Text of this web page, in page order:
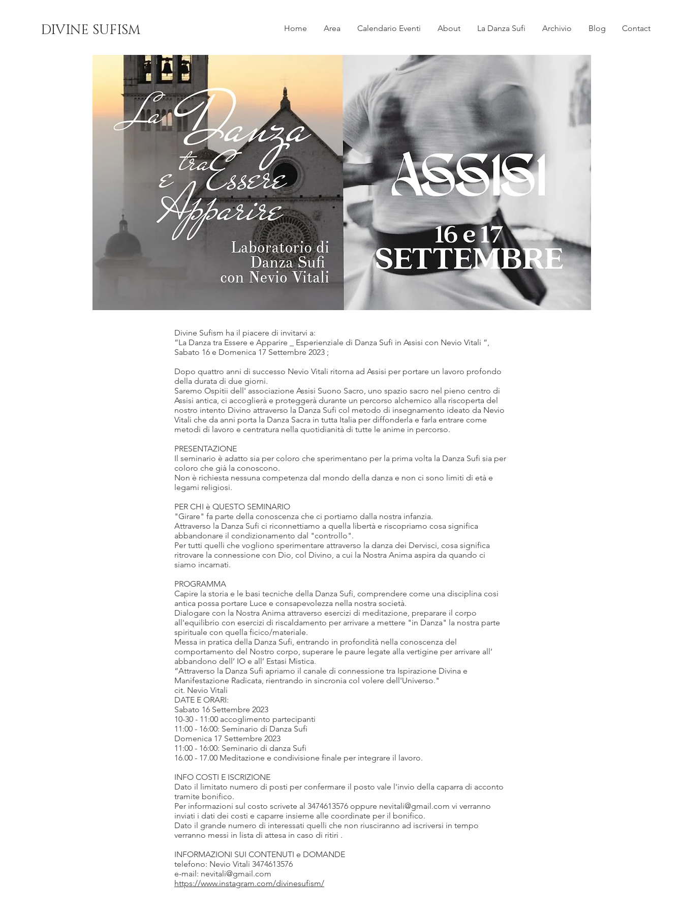
DIVINE SUFISM Home Area Calendario Eventi About La Danza Sufi Archivio Blog Contact
Divine Sufism ha il piacere di invitarvi a:
”La Danza tra Essere e Apparire _ Esperienziale di Danza Sufi in Assisi con Nevio Vitali ”,
Sabato 16 e Domenica 17 Settembre 2023 ;
Dopo quattro anni di successo Nevio Vitali ritorna ad Assisi per portare un lavoro profondo
della durata di due giorni.
Saremo Ospitii dell' associazione Assisi Suono Sacro, uno spazio sacro nel pieno centro di
Assisi antica, ci accoglierà e proteggerà durante un percorso alchemico alla riscoperta del
nostro intento Divino attraverso la Danza Sufi col metodo di insegnamento ideato da Nevio
Vitali che da anni porta la Danza Sacra in tutta Italia per diffonderla e farla entrare come
metodi di lavoro e centratura nella quotidianità di tutte le anime in percorso.
PRESENTAZIONE
Il seminario è adatto sia per coloro che sperimentano per la prima volta la Danza Sufi sia per
coloro che già la conoscono.
Non è richiesta nessuna competenza dal mondo della danza e non ci sono limiti di età e
legami religiosi.
PER CHI è QUESTO SEMINARIO
"Girare" fa parte della conoscenza che ci portiamo dalla nostra infanzia.
Attraverso la Danza Sufi ci riconnettiamo a quella libertà e riscopriamo cosa significa
abbandonare il condizionamento dal "controllo".
Per tutti quelli che vogliono sperimentare attraverso la danza dei Dervisci, cosa significa
ritrovare la connessione con Dio, col Divino, a cui la Nostra Anima aspira da quando ci
siamo incarnati.
PROGRAMMA
Capire la storia e le basi tecniche della Danza Sufi, comprendere come una disciplina cosi
antica possa portare Luce e consapevolezza nella nostra società.
Dialogare con la Nostra Anima attraverso esercizi di meditazione, preparare il corpo
all'equilibrio con esercizi di riscaldamento per arrivare a mettere "in Danza" la nostra parte
spirituale con quella ficico/materiale.
Messa in pratica della Danza Sufi, entrando in profondità nella conoscenza del
comportamento del Nostro corpo, superare le paure legate alla vertigine per arrivare all’
abbandono dell’ IO e all’ Estasi Mistica.
“Attraverso la Danza Sufi apriamo il canale di connessione tra Ispirazione Divina e
Manifestazione Radicata, rientrando in sincronia col volere dell'Universo."
cit. Nevio Vitali
DATE E ORARI:
Sabato 16 Settembre 2023
10-30 - 11:00 accoglimento partecipanti
11:00 - 16:00: Seminario di Danza Sufi
Domenica 17 Settembre 2023
11:00 - 16:00: Seminario di danza Sufi
16.00 - 17.00 Meditazione e condivisione finale per integrare il lavoro.
INFO COSTI E ISCRIZIONE
Dato il limitato numero di posti per confermare il posto vale l'invio della caparra di acconto
tramite bonifico.
Per informazioni sul costo scrivete al 3474613576 oppure nevitali@gmail.com vi verranno
inviati i dati dei costi e caparre insieme alle coordinate per il bonifico.
Dato il grande numero di interessati quelli che non riusciranno ad iscriversi in tempo
verranno messi in lista di attesa in caso di ritiri .
INFORMAZIONI SUI CONTENUTI e DOMANDE
telefono: Nevio Vitali 3474613576
e-mail: nevitali@gmail.com
https://www.instagram.com/divinesufism/